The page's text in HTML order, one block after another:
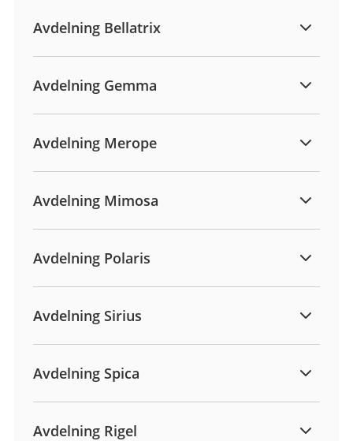
Avdelning Bellatrix
Avdelning Gemma
Avdelning Merope
Avdelning Mimosa
Avdelning Polaris
Avdelning Sirius
Avdelning Spica
Avdelning Rigel